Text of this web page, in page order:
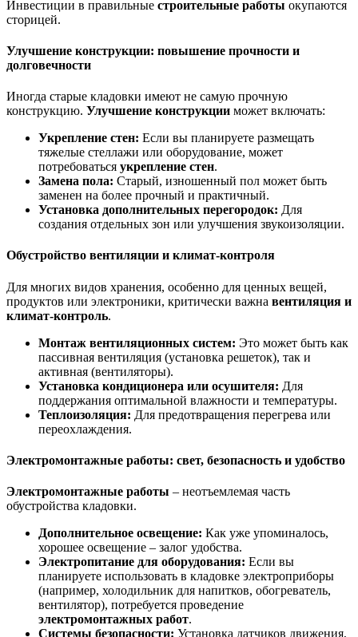
Инвестиции в правильные строительные работы окупаются
сторицей.
Улучшение конструкции: повышение прочности и
долговечности
Иногда старые кладовки имеют не самую прочную
конструкцию. Улучшение конструкции может включать:
Укрепление стен: Если вы планируете размещать
тяжелые стеллажи или оборудование, может
потребоваться укрепление стен.
Замена пола: Старый, изношенный пол может быть
заменен на более прочный и практичный.
Установка дополнительных перегородок: Для
создания отдельных зон или улучшения звукоизоляции.
Обустройство вентиляции и климат-контроля
Для многих видов хранения, особенно для ценных вещей,
продуктов или электроники, критически важна вентиляция и
климат-контроль.
Монтаж вентиляционных систем: Это может быть как
пассивная вентиляция (установка решеток), так и
активная (вентиляторы).
Установка кондиционера или осушителя: Для
поддержания оптимальной влажности и температуры.
Теплоизоляция: Для предотвращения перегрева или
переохлаждения.
Электромонтажные работы: свет, безопасность и удобство
Электромонтажные работы – неотъемлемая часть
обустройства кладовки.
Дополнительное освещение: Как уже упоминалось,
хорошее освещение – залог удобства.
Электропитание для оборудования: Если вы
планируете использовать в кладовке электроприборы
(например, холодильник для напитков, обогреватель,
вентилятор), потребуется проведение
электромонтажных работ.
Системы безопасности: Установка датчиков движения,